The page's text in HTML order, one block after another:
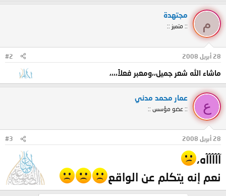
م
مجتهدة
:: متميز ::
28 أبريل 2008 #2
ماشاء الله شعر جميل،،ومعبر فعلاً،،،،
ع
عمار محمد مدني
:: عضو مؤسس ::
28 أبريل 2008 #3
آآآآآه،
نعم إنه يتكلم عن الواقع